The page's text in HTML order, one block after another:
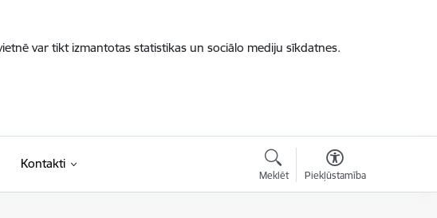
var tikt izmantotas statistikas un sociālo mediju sīkdatnes.
Kontakti
Meklēt Piekļūstamība